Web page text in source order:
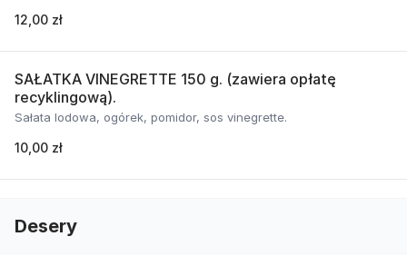
12,00 zł
SAŁATKA VINEGRETTE 150 g. (zawiera opłatę
recyklingową).
Sałata lodowa, ogórek, pomidor, sos vinegrette.
10,00 zł
Desery